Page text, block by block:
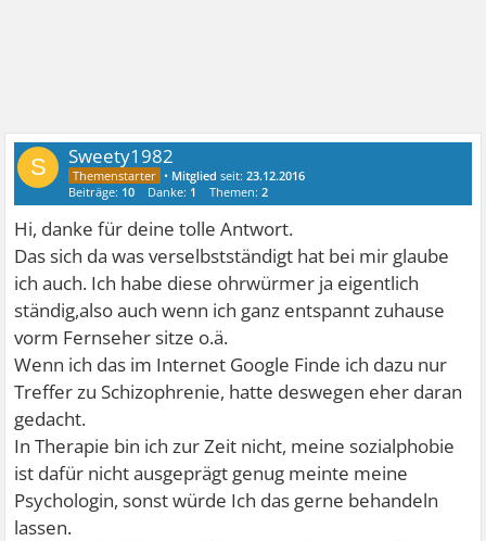
S Sweety1982
• Mitglied seit:23.12.2016
Beiträge: 10 Danke: 1 Themen:2
Hi, danke für deine tolle Antwort.
Das sich da was verselbstständigt hat bei mir glaube
ich auch. Ich habe diese ohrwürmer ja eigentlich
ständig,also auch wenn ich ganz entspannt zuhause
vorm Fernseher sitze o.ä.
Wenn ich das im Internet Google Finde ich dazu nur
Treffer zu Schizophrenie, hatte deswegen eher daran
gedacht.
In Therapie bin ich zur Zeit nicht, meine sozialphobie
ist dafür nicht ausgeprägt genug meinte meine
Psychologin, sonst würde Ich das gerne behandeln
lassen.